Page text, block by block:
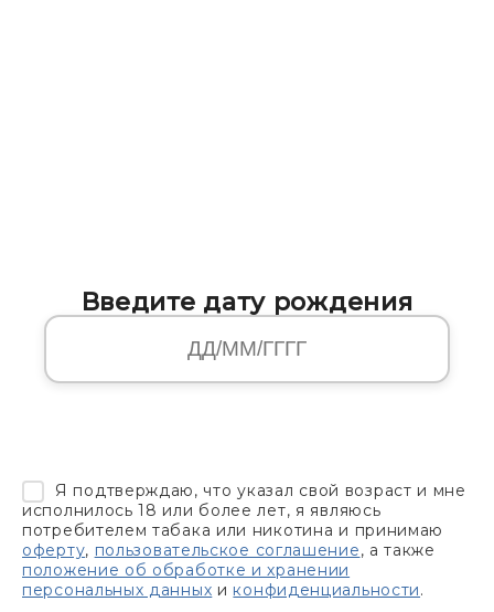
Введите дату рождения
Я подтверждаю, что указал свой возраст и мне
исполнилось 18 или более лет, я являюсь
потребителем табака или никотина и принимаю
оферту, пользовательское соглашение, а также
положение об обработке и хранении
персональных данных и конфиденциальности.